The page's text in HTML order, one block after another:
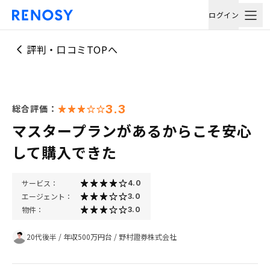
ログイン
評判・口コミTOPへ
総合評価： 3.3
マスタープランがあるからこそ安心
して購入できた
サービス： 4.0
エージェント： 3.0
物件： 3.0
20代後半 / 年収500万円台 / 野村證券株式会社